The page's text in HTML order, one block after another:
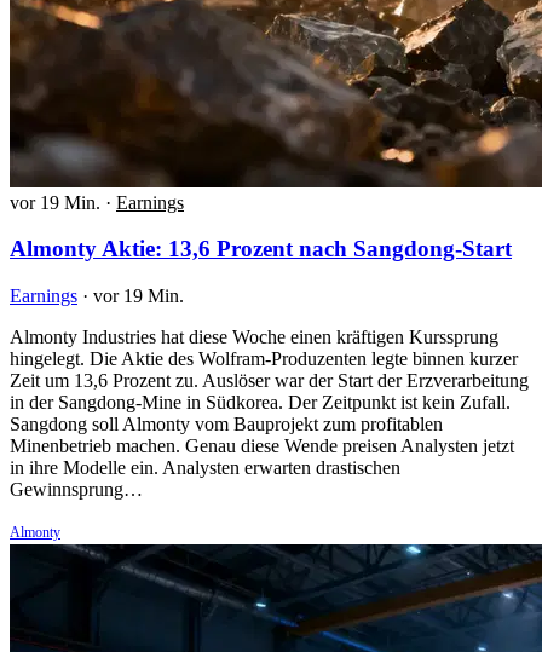
vor 19 Min. · Earnings
Almonty Aktie: 13,6 Prozent nach Sangdong-Start
Earnings · vor 19 Min.
Almonty Industries hat diese Woche einen kräftigen Kurssprung
hingelegt. Die Aktie des Wolfram-Produzenten legte binnen kurzer
Zeit um 13,6 Prozent zu. Auslöser war der Start der Erzverarbeitung
in der Sangdong-Mine in Südkorea. Der Zeitpunkt ist kein Zufall.
Sangdong soll Almonty vom Bauprojekt zum profitablen
Minenbetrieb machen. Genau diese Wende preisen Analysten jetzt
in ihre Modelle ein. Analysten erwarten drastischen
Gewinnsprung…
Almonty